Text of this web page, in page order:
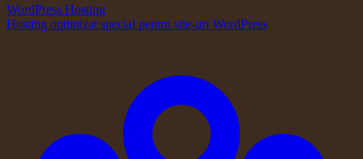
WordPress Hosting
Hosting optimizat special pentru site-uri WordPress